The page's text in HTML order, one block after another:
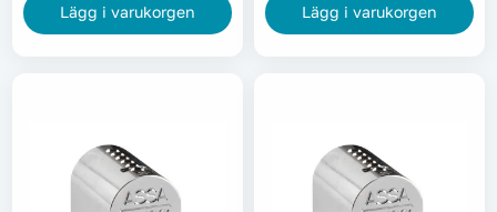
Lägg i varukorgen Lägg i varukorgen